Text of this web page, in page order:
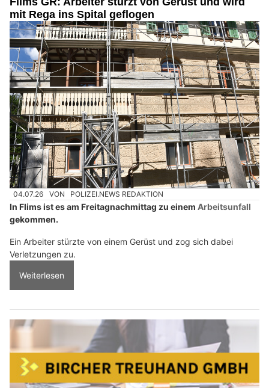
mit Rega ins Spital geflogen
04.07.26 VON POLIZEI.NEWS REDAKTION
In Flims ist es am Freitagnachmittag zu einem Arbeitsunfall
gekommen.
Ein Arbeiter stürzte von einem Gerüst und zog sich dabei
Verletzungen zu.
Weiterlesen